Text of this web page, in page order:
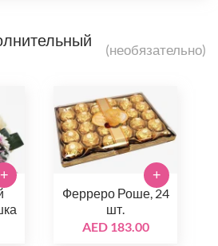
(необязательно)
+
Ферреро Роше, 24
шт.
AED 183.00
+